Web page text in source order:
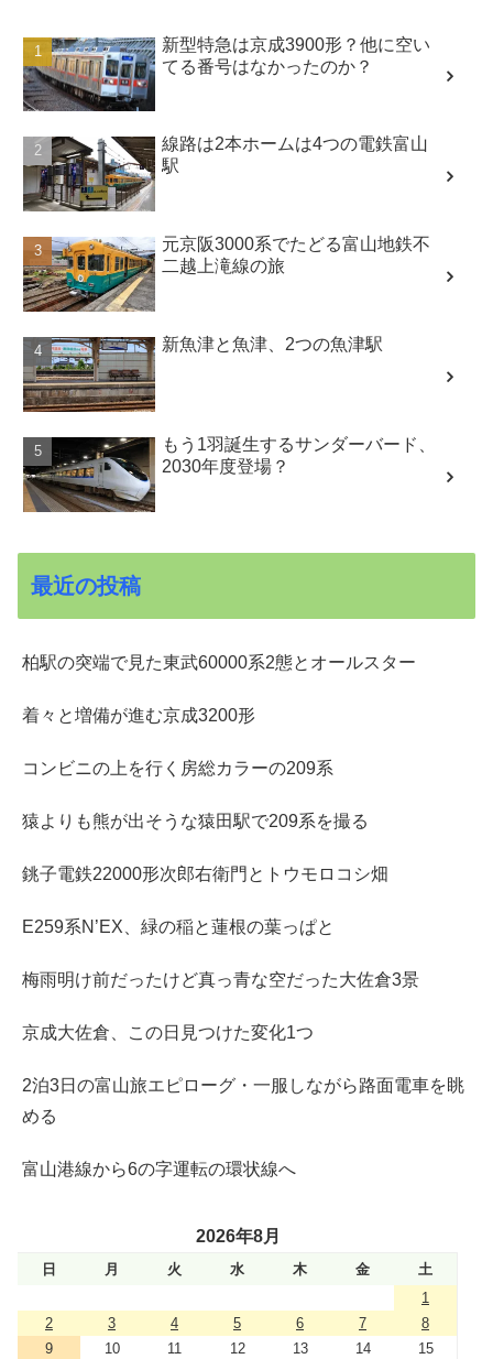
新型特急は京成3900形？他に空い
てる番号はなかったのか？
線路は2本ホームは4つの電鉄富山
駅
元京阪3000系でたどる富山地鉄不
二越上滝線の旅
新魚津と魚津、2つの魚津駅
もう1羽誕生するサンダーバード、
2030年度登場？
最近の投稿
柏駅の突端で見た東武60000系2態とオールスター
着々と増備が進む京成3200形
コンビニの上を行く房総カラーの209系
猿よりも熊が出そうな猿田駅で209系を撮る
銚子電鉄22000形次郎右衛門とトウモロコシ畑
E259系N’EX、緑の稲と蓮根の葉っぱと
梅雨明け前だったけど真っ青な空だった大佐倉3景
京成大佐倉、この日見つけた変化1つ
2泊3日の富山旅エピローグ・一服しながら路面電車を眺
める
富山港線から6の字運転の環状線へ
2026年8月
日 月 火 水 木 金
土
1
2
3 4 5 6 7
8
9
10 11 12 13 14
15